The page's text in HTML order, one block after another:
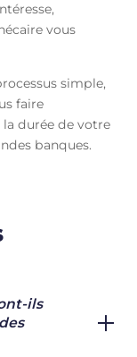
vous
simple,
faire
durée de votre
banques.
ils